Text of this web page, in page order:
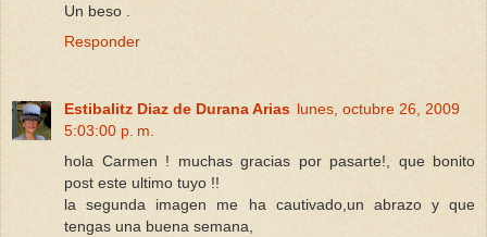
Un beso .
Responder
Estibalitz Diaz de Durana Arias lunes, octubre 26, 2009
5:03:00 p. m.
hola Carmen ! muchas gracias por pasarte!, que bonito
post este ultimo tuyo !!
la segunda imagen me ha cautivado,un abrazo y que
tengas una buena semana,